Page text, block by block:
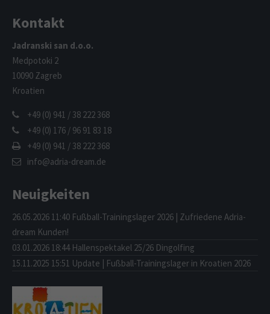
Kontakt
Jadranski san d.o.o.
Medpotoki 2
10090 Zagreb
Kroatien
+49 (0) 941 / 38 222 368
+49 (0) 176 / 96 91 83 18
+49 (0) 941 / 38 222 368
info@adria-dream.de
Neuigkeiten
26.05.2026 11:40 Fußball-Trainingslager 2026 | Zufriedene Adria-
dream Kunden!
03.01.2026 18:44 Hallenspektakel 25/26 Dingolfing
15.11.2025 15:51 Update | Fußball-Trainingslager in Kroatien 2026